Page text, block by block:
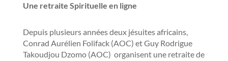
Une retraite Spirituelle en ligne
Depuis plusieurs années deux jésuites africains,
Conrad Aurélien Folifack (AOC) et Guy Rodrigue
Takoudjou Dzomo (AOC) organisent une retraite de